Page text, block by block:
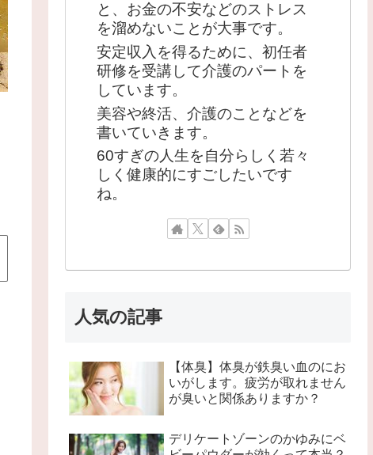
と、お金の不安などのストレス
を溜めないことが大事です。
安定収入を得るために、初任者
研修を受講して介護のパートを
しています。
美容や終活、介護のことなどを
書いていきます。
60すぎの人生を自分らしく若々
しく健康的にすごしたいです
ね。
人気の記事
【体臭】体臭が鉄臭い血のにお
いがします。疲労が取れません
が臭いと関係ありますか？
デリケートゾーンのかゆみにベ